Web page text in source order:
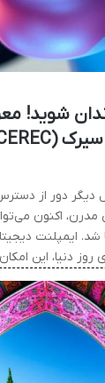
شوید!
دیگر دور از
مدرن، اکنون
ایمپلنت
روز دنیا، این